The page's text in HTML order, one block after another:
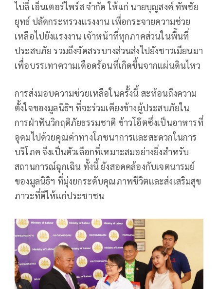
ไบ่ลี่ เอ็นเตอร์ไพร์ส จำกัด ให้แก่ นายบุญสงค์ ทัพชัย
ยุทธ์ ปลัดกระทรวงแรงงาน เพื่อกระจายความช่วย
เหลือไปยังแรงงาน เจ้าหน้าที่ทุกภาคส่วนในพื้นที่
ประสบภัย รวมถึงจัดสรรบางส่วนส่งไปยังชาวเมียนมา
เพื่อบรรเทาความเดือดร้อนที่เกิดขึ้นจากแผ่นดินไหว
การส่งมอบความช่วยเหลือในครั้งนี้ สะท้อนถึงความ
ตั้งใจของมูลนิธิฯ ที่จะร่วมเคียงข้างผู้ประสบภัยใน
การฝ่าฟันวิกฤติภัยธรรมชาติ ข้าวโอ๊ตซึ่งเป็นอาหารที่
อุดมไปด้วยคุณค่าทางโภชนาการและสะดวกในการ
บริโภค จึงเป็นตัวเลือกที่เหมาะสมอย่างยิ่งสำหรับ
สถานการณ์ฉุกเฉิน ทั้งนี้ ยังสอดคล้องกับเจตนารมย์
ของมูลนิธิฯ ที่มุ่งยกระดับคุณภาพชีวิตและส่งเสริมสุข
ภาวะที่ดีให้แก่ประชาชน